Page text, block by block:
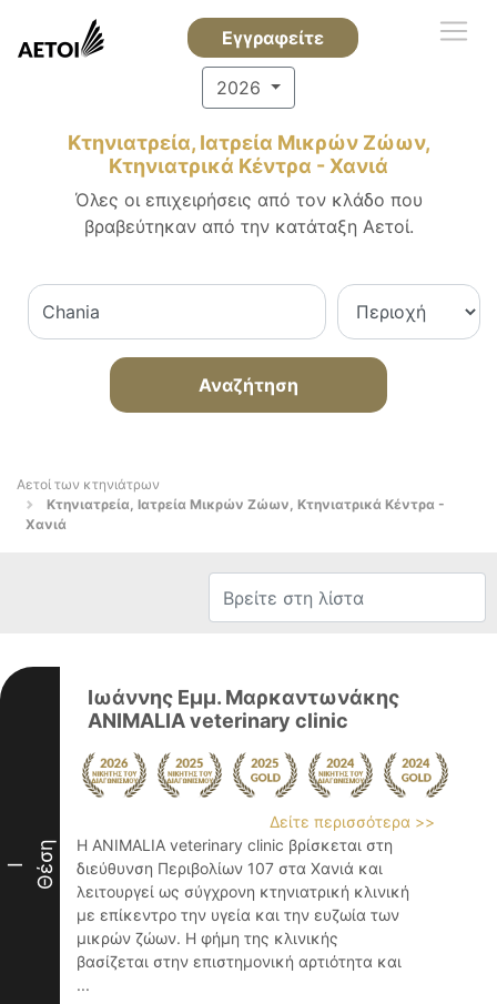
Εγγραφείτε
2026
Κτηνιατρεία, Ιατρεία Μικρών Ζώων,
Κτηνιατρικά Κέντρα - Χανιά
Όλες οι επιχειρήσεις από τον κλάδο που
βραβεύτηκαν από την κατάταξη Αετοί.
Αναζήτηση
Αετοί των κτηνιάτρων
Κτηνιατρεία, Ιατρεία Μικρών Ζώων, Κτηνιατρικά Κέντρα -
Χανιά
I Θέση
Ιωάννης Εμμ. Μαρκαντωνάκης
ANIMALIA veterinary clinic
Δείτε περισσότερα >>
Η ANIMALIA veterinary clinic βρίσκεται στη
διεύθυνση Περιβολίων 107 στα Χανιά και
λειτουργεί ως σύγχρονη κτηνιατρική κλινική
με επίκεντρο την υγεία και την ευζωία των
μικρών ζώων. Η φήμη της κλινικής
βασίζεται στην επιστημονική αρτιότητα και
...